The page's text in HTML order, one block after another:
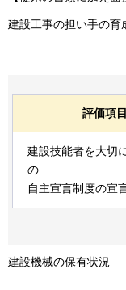
建設工事の担い手の育
評価項目
建設技能者を大切
の
自主宣言制度の宣
建設機械の保有状況